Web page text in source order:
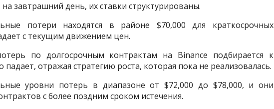
завтрашний день, их ставки структурированы.
потери находятся в районе $70,000 для краткосрочных
с текущим движением цен.
по долгосрочным контрактам на Binance подбирается к
падает, отражая стратегию роста, которая пока не реализовалась.
уровни потерь в диапазоне от $72,000 до $78,000, и они
с более поздним сроком истечения.